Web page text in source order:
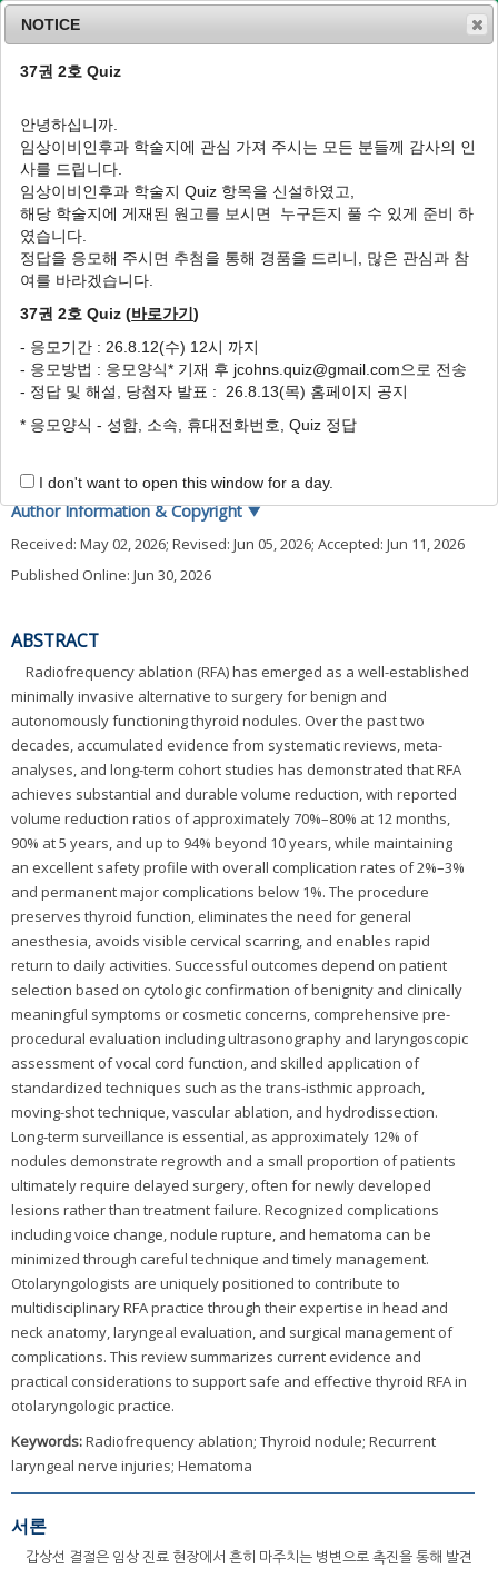
n
v
o
J Clin Otolaryngol Head Neck Surg
37(2 ): 31-44
pISSN: 1225-0244, eISSN: 2713-833X
DOI:https://doi.org/10.35420/jcohns.2026.37.2.31
Review Article
양성 갑상선 결절의 고주파절제술: 이비인후과
의사를 위한 최신 지견
박하나로1 , 이민주1,*
Radiofrequency Ablation for Benign
Otolaryngologists
Author Information & Copyright▼
Received: May 02, 2026; Revised: Jun 05, 2026; Accepted: Jun 11, 2026
Published Online: Jun 30, 2026
ABSTRACT
Radiofrequency ablation (RFA) has emerged as a well-established
minimally invasive alternative to surgery for benign and
autonomously functioning thyroid nodules. Over the past two
decades, accumulated evidence from systematic reviews, meta-
analyses, and long-term cohort studies has demonstrated that RFA
achieves substantial and durable volume reduction, with reported
volume reduction ratios of approximately 70%–80% at 12 months,
90% at 5 years, and up to 94% beyond 10 years, while maintaining
an excellent safety profile with overall complication rates of 2%–3%
and permanent major complications below 1%. The procedure
preserves thyroid function, eliminates the need for general
anesthesia, avoids visible cervical scarring, and enables rapid
return to daily activities. Successful outcomes depend on patient
selection based on cytologic confirmation of benignity and clinically
meaningful symptoms or cosmetic concerns, comprehensive pre-
procedural evaluation including ultrasonography and laryngoscopic
assessment of vocal cord function, and skilled application of
standardized techniques such as the trans-isthmic approach,
moving-shot technique, vascular ablation, and hydrodissection.
Long-term surveillance is essential, as approximately 12% of
nodules demonstrate regrowth and a small proportion of patients
ultimately require delayed surgery, often for newly developed
lesions rather than treatment failure. Recognized complications
including voice change, nodule rupture, and hematoma can be
minimized through careful technique and timely management.
Otolaryngologists are uniquely positioned to contribute to
multidisciplinary RFA practice through their expertise in head and
neck anatomy, laryngeal evaluation, and surgical management of
complications. This review summarizes current evidence and
practical considerations to support safe and effective thyroid RFA in
otolaryngologic practice.
Keywords:Radiofrequency ablation; Thyroid nodule; Recurrent
laryngeal nerve injuries; Hematoma
서론
갑상선 결절은 임상 진료 현장에서 흔히 마주치는 병변으로 촉진을 통해 발견
NOTICE
37권 2호 Quiz
안녕하십니까.
임상이비인후과 학술지에 관심 가져 주시는 모든 분들께 감사의 인
사를 드립니다.
임상이비인후과 학술지 Quiz 항목을 신설하였고,
해당 학술지에 게재된 원고를 보시면 누구든지 풀 수 있게 준비 하
였습니다.
정답을 응모해 주시면 추첨을 통해 경품을 드리니, 많은 관심과 참
여를 바라겠습니다.
37권 2호 Quiz (바로가기)
- 응모기간 : 26.8.12(수) 12시 까지
- 응모방법 : 응모양식* 기재 후 jcohns.quiz@gmail.com으로 전송
- 정답 및 해설, 당첨자 발표 : 26.8.13(목) 홈페이지 공지
* 응모양식 - 성함, 소속, 휴대전화번호, Quiz 정답
I don't want to open this window for a day.